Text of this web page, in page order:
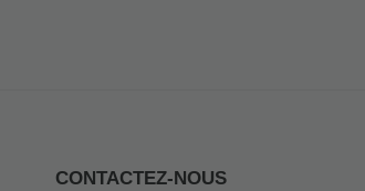
CONTACTEZ-NOUS